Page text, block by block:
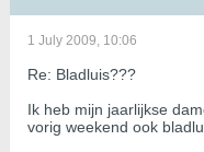
1 July 2009, 10:06
Re: Bladluis???
Ik heb mijn jaarlijkse
vorig weekend ook